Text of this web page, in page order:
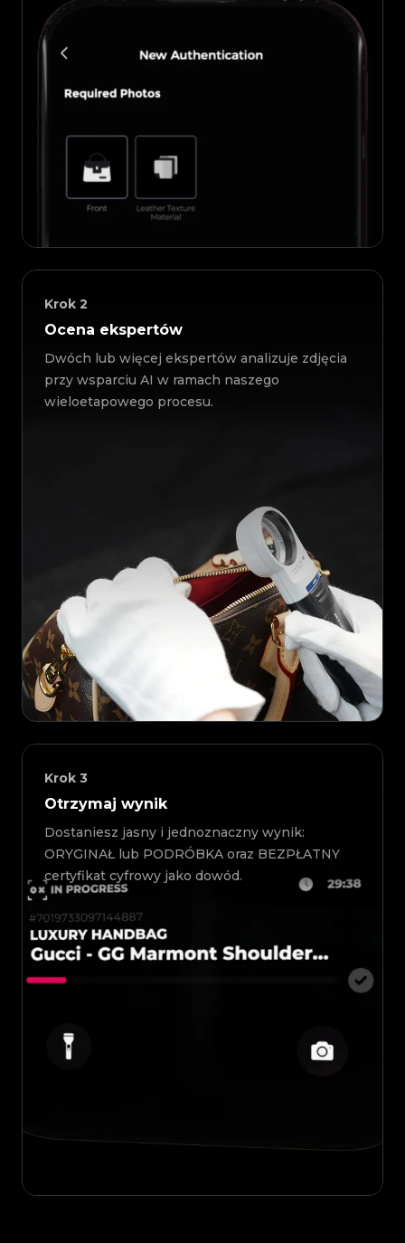
Krok 2
Ocena ekspertów
Dwóch lub więcej ekspertów analizuje zdjęcia
przy wsparciu AI w ramach naszego
wieloetapowego procesu.
Krok 3
Otrzymaj wynik
Dostaniesz jasny i jednoznaczny wynik:
ORYGINAŁ lub PODRÓBKA oraz BEZPŁATNY
certyfikat cyfrowy jako dowód.